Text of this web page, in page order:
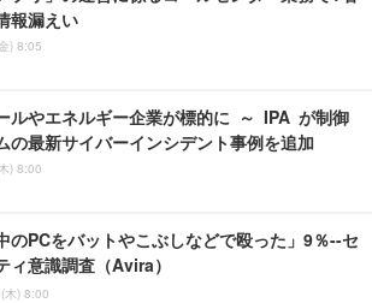
報漏えい
) 8:05
ルやエネルギー企業が標的に ～ IPA が制御
の最新サイバーインシデント事例を追加
) 8:00
のPCをバットやこぶしなどで殴った」9％--セ
ィ意識調査（Avira）
木) 8:00